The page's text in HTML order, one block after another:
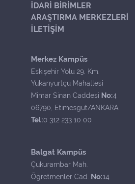
İDARİ BİRİMLER
ARAŞTIRMA MERKEZLERİ
İLETİŞİM
Merkez Kampüs
Eskişehir Yolu 29. Km.
Yukarıyurtçu Mahallesi
Mimar Sinan Caddesi No:4
06790, Etimesgut/ANKARA
Tel:0 312 233 10 00
Balgat Kampüs
Çukurambar Mah.
Öğretmenler Cad. No:14